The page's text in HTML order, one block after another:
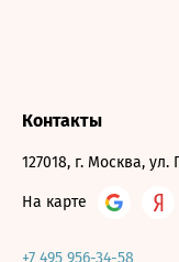
Контакты
127018, г. Москва, ул.
На карте
+7 495 956-34-58